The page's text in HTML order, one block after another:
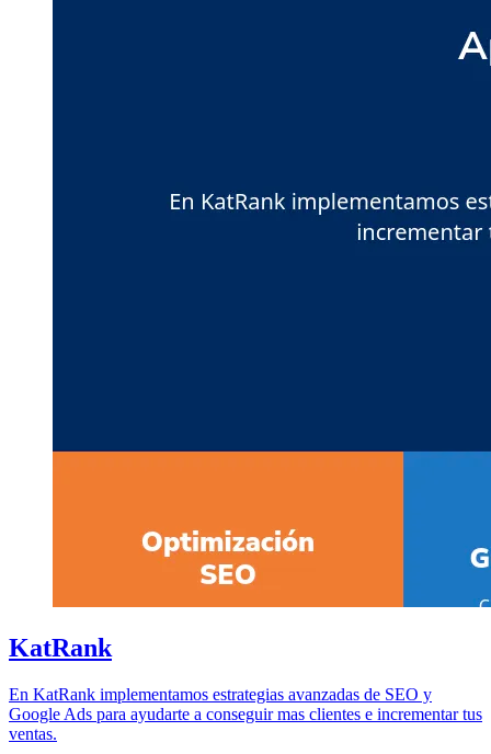
KatRank
En KatRank implementamos estrategias avanzadas de SEO y
Google Ads para ayudarte a conseguir mas clientes e incrementar tus
ventas.